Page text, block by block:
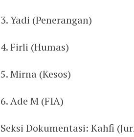
3. Yadi (Penerangan)
4. Firli (Humas)
5. Mirna (Kesos)
6. Ade M (FIA)
Seksi Dokumentasi: Kahfi